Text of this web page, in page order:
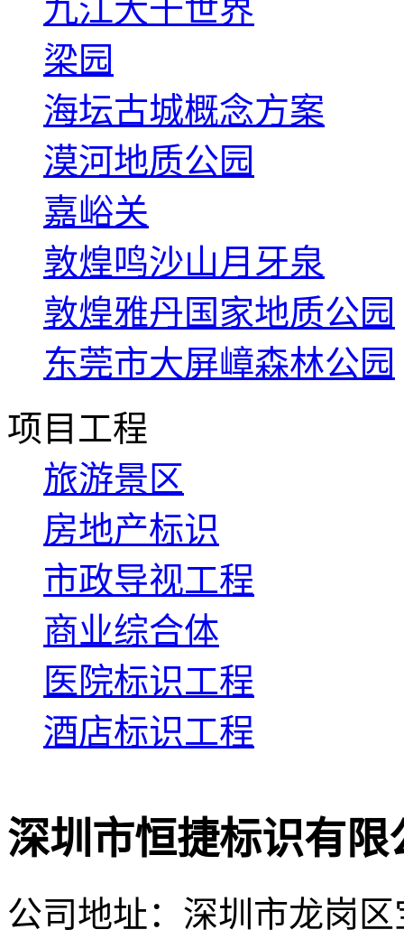
九江大千世界
梁园
海坛古城概念方案
漠河地质公园
嘉峪关
敦煌鸣沙山月牙泉
敦煌雅丹国家地质公园
东莞市大屏嶂森林公园
项目工程
旅游景区
房地产标识
市政导视工程
商业综合体
医院标识工程
酒店标识工程
深圳市恒捷标识有限
公司地址：深圳市龙岗